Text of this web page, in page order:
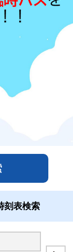
刻表検索